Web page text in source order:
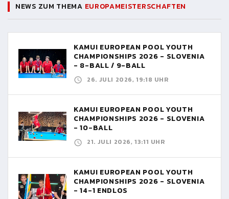
NEWS ZUM THEMA EUROPAMEISTERSCHAFTEN
KAMUI EUROPEAN POOL YOUTH
CHAMPIONSHIPS 2026 - SLOVENIA
- 8-BALL / 9-BALL
26. JULI 2026, 19:18 UHR
KAMUI EUROPEAN POOL YOUTH
CHAMPIONSHIPS 2026 - SLOVENIA
- 10-BALL
21. JULI 2026, 13:11 UHR
KAMUI EUROPEAN POOL YOUTH
CHAMPIONSHIPS 2026 - SLOVENIA
- 14-1 ENDLOS